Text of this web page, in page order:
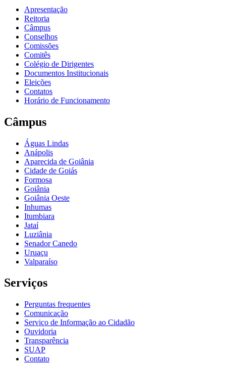
Apresentação
Reitoria
Câmpus
Conselhos
Comissões
Comitês
Colégio de Dirigentes
Documentos Institucionais
Eleições
Contatos
Horário de Funcionamento
Câmpus
Águas Lindas
Anápolis
Aparecida de Goiânia
Cidade de Goiás
Formosa
Goiânia
Goiânia Oeste
Inhumas
Itumbiara
Jataí
Luziânia
Senador Canedo
Uruaçu
Valparaíso
Serviços
Perguntas frequentes
Comunicação
Serviço de Informação ao Cidadão
Ouvidoria
Transparência
SUAP
Contato